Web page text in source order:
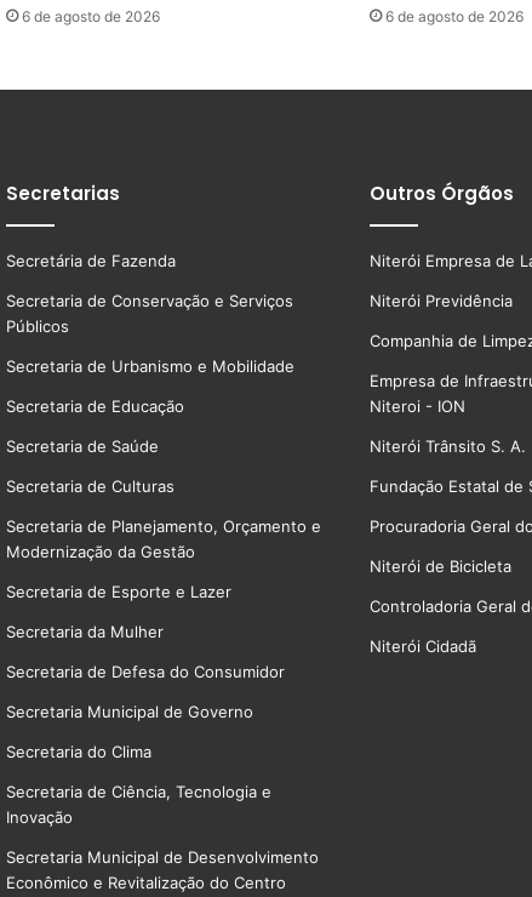
6 de agosto de 2026 6 de agosto de 2026
Secretarias
Secretária de Fazenda
Secretaria de Conservação e Serviços
Públicos
Secretaria de Urbanismo e Mobilidade
Secretaria de Educação
Secretaria de Saúde
Secretaria de Culturas
Secretaria de Planejamento, Orçamento e
Modernização da Gestão
Secretaria de Esporte e Lazer
Secretaria da Mulher
Secretaria de Defesa do Consumidor
Secretaria Municipal de Governo
Secretaria do Clima
Secretaria de Ciência, Tecnologia e
Inovação
Secretaria Municipal de Desenvolvimento
Econômico e Revitalização do Centro
Outros Órgãos
Niterói Empresa de
Niterói Previdência
Companhia de
Empresa de
Niteroi - ION
Niterói Trânsito S. A.
Fundação Estatal de
Procuradoria Geral
Niterói de Bicicleta
Controladoria Geral
Niterói Cidadã